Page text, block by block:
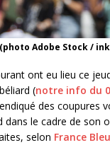
Adobe Stock /
ont eu lieu ce
(notre info du
des coupures
dans le cadre de son
selon France